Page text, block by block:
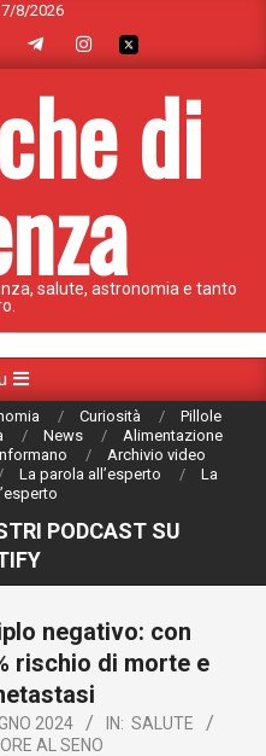
8/2026
di
salute, astronomia e tanto
Curiosità
Pillole
News
Alimentazione
Archivio video
La parola all’esperto
La
PODCAST SU
negativo: con
rischio di morte e
2024 IN: SALUTE
AL SENO